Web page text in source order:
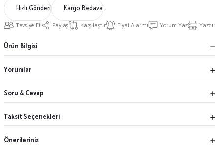
Hızlı Gönderi Kargo Bedava
Tavsiye Et Paylaş Karşılaştır Fiyat Alarmı Yorum Yaz Yazdır
Ürün Bilgisi
Yorumlar
Soru & Cevap
Taksit Seçenekleri
Önerileriniz